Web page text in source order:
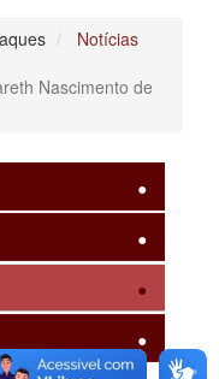
Notícias
Nascimento de